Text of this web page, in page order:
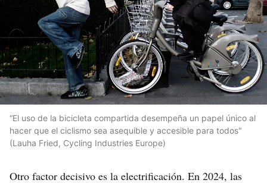
“El uso de la bicicleta compartida desempeña un papel único al
hacer que el ciclismo sea asequible y accesible para todos"
(Lauha Fried, Cycling Industries Europe)
Otro factor decisivo es la electrificación. En 2024, las